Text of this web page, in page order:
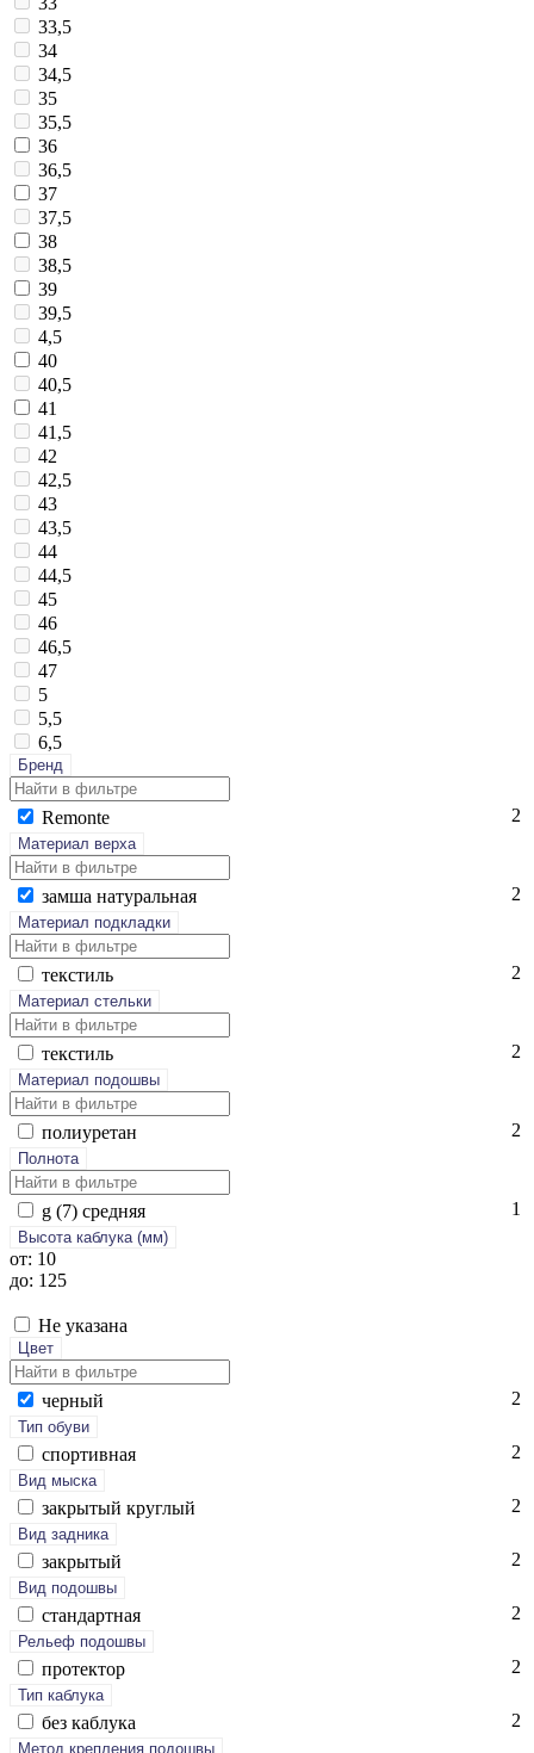
33,5
34
34,5
35
35,5
36
36,5
37
37,5
38
38,5
39
39,5
4,5
40
40,5
41
41,5
42
42,5
43
43,5
44
44,5
45
46
46,5
47
5
5,5
6,5
Бренд
Re­mon­te 2
Материал верха
зам­ша на­тураль­ная 2
Материал подкладки
текс­тиль 2
Материал стельки
текс­тиль 2
Материал подошвы
по­ли­уре­тан 2
Полнота
g (7) сред­няя 1
Высота каблука (мм)
от: 10
до: 125
Не указана
Цвет
чер­ный 2
Тип обуви
спор­тивная 2
Вид мыска
зак­ры­тый круг­лый 2
Вид задника
зак­ры­тый 2
Вид подошвы
стан­дарт­ная 2
Рельеф подошвы
про­тек­тор 2
Тип каблука
без каб­лу­ка 2
Метод крепления подошвы